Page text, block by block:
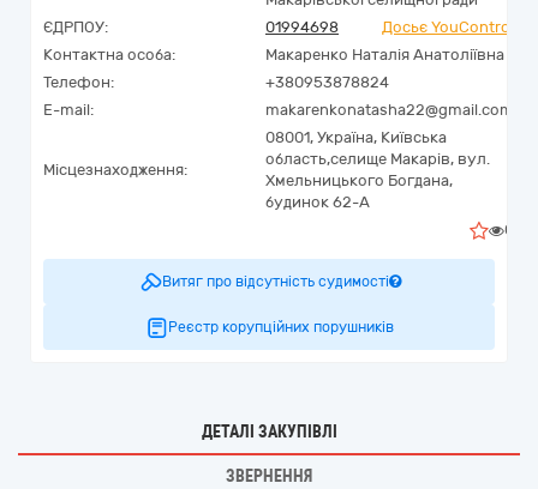
ЄДРПОУ:
01994698
Досьє YouControl
Контактна особа:
Макаренко Наталія Анатоліївна
Телефон:
+380953878824
E-mail:
makarenkonatasha22@gmail.com
Місцезнаходження:
08001, Україна, Київська
область,селище Макарів, вул.
Хмельницького Богдана,
будинок 62-А
0
Витяг про відсутність судимості
Реєстр корупційних порушників
ДЕТАЛІ ЗАКУПІВЛІ
ЗВЕРНЕННЯ